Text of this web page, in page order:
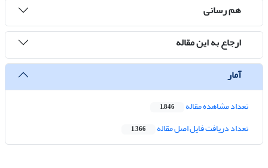
هم رسانی
ارجاع به این مقاله
آمار
تعداد مشاهده مقاله 1,846
تعداد دریافت فایل اصل مقاله 1,366